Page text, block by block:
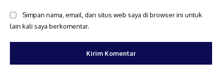
Simpan nama, email, dan situs web saya di browser ini untuk
lain kali saya berkomentar.